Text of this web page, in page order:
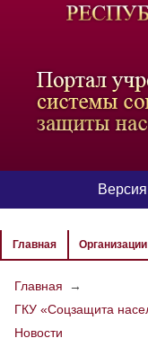
Главная Организации
Главная
→
ГКУ «Соцзащита
Новости